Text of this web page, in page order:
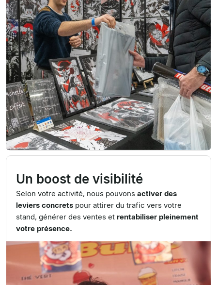
Un boost de visibilité
Selon votre activité, nous pouvons activer des
leviers concrets pour attirer du trafic vers votre
stand, générer des ventes et rentabiliser pleinement
votre présence.